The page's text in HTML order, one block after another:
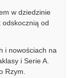
w dziedzinie
od
i nowościach na
i Serie A.
Rzym.